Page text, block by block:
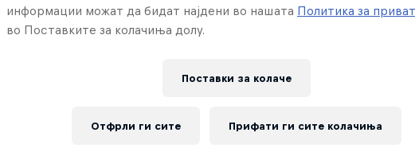
информации можат да бидат најдени во нашата Политика за
во Поставките за колачиња долу.
Поставки за колачe
Отфрли ги сите Прифати ги сите колачиња